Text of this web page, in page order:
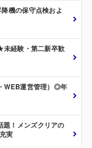
機の保守点検およ
未経験・第二新卒歓
WEB運営管理）◎年
題！メンズクリアの
実